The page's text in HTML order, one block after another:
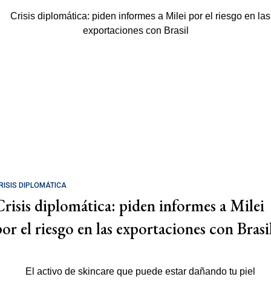
DIPLOMÁTICA
diplomática: piden informes a Milei
el riesgo en las exportaciones con